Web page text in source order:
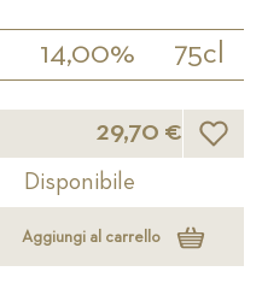
14,00% 75cl
29,70 € Lista
Disponibile
Aggiungi al carrello